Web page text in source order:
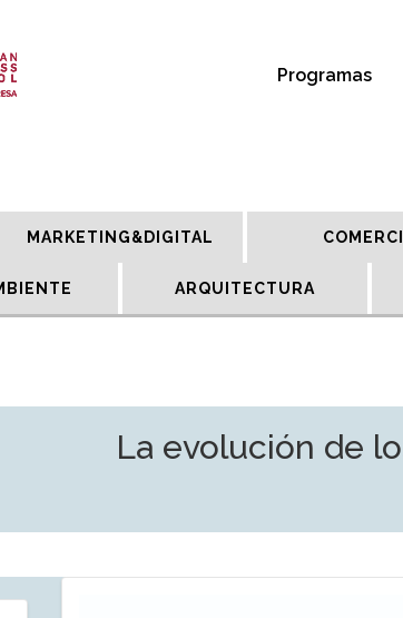
Programas
MARKETING&DIGITAL
ARQUITECTURA
La evolución de